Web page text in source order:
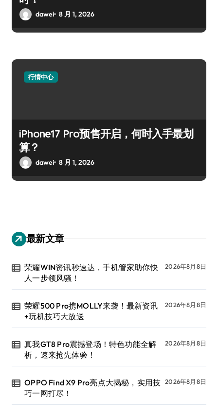
dawei 8 月 1, 2026
行情中心
iPhone17 Pro预售开启，何时入手最划
算？
dawei 8 月 1, 2026
最新文章
荣耀WIN资讯秒速达，手机管家助你快
人一步领风骚！
2026年8月8日
荣耀500 Pro携MOLLY来袭！最新资讯
+玩机技巧大放送
2026年8月8日
真我GT8 Pro震撼登场！特色功能全解
析，速来抢先体验！
2026年8月8日
OPPO Find X9 Pro亮点大揭秘，实用技
巧一网打尽！
2026年8月8日